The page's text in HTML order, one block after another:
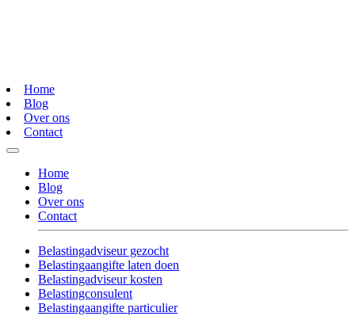
Home
Blog
Over ons
Contact
Home
Blog
Over ons
Contact
Belastingadviseur gezocht
Belastingaangifte laten doen
Belastingadviseur kosten
Belastingconsulent
Belastingaangifte particulier